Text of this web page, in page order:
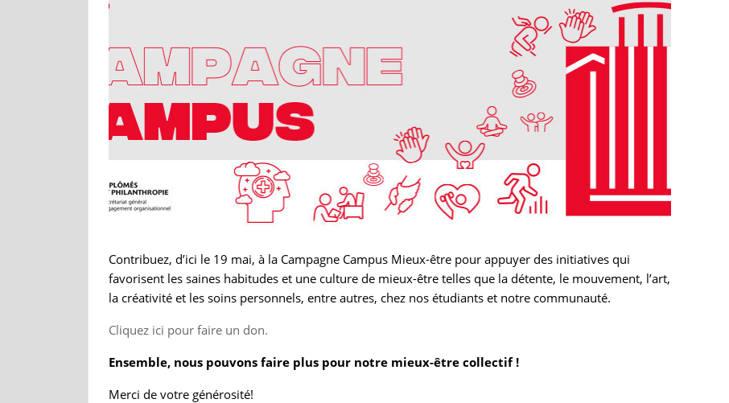
Contribuez, d’ici le 19 mai, à la Campagne Campus Mieux-être pour appuyer des initiatives qui
favorisent les saines habitudes et une culture de mieux-être telles que la détente, le mouvement, l’art,
la créativité et les soins personnels, entre autres, chez nos étudiants et notre communauté.
Cliquez ici pour faire un don.
Ensemble, nous pouvons faire plus pour notre mieux-être collectif !
Merci de votre générosité!